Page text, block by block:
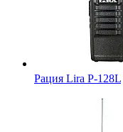
Рация Lira P-128L